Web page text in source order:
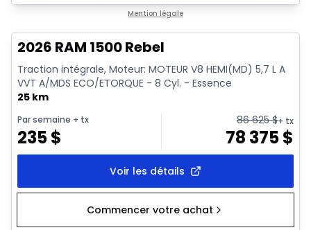
Mention légale
2026 RAM 1500 Rebel
Traction intégrale, Moteur: MOTEUR V8 HEMI(MD) 5,7 L A
VVT A/MDS ECO/ETORQUE - 8 Cyl. - Essence
25 km
Par semaine + tx
235$
86 625$+ tx
78 375$
Voir les détails
Commencer votre achat